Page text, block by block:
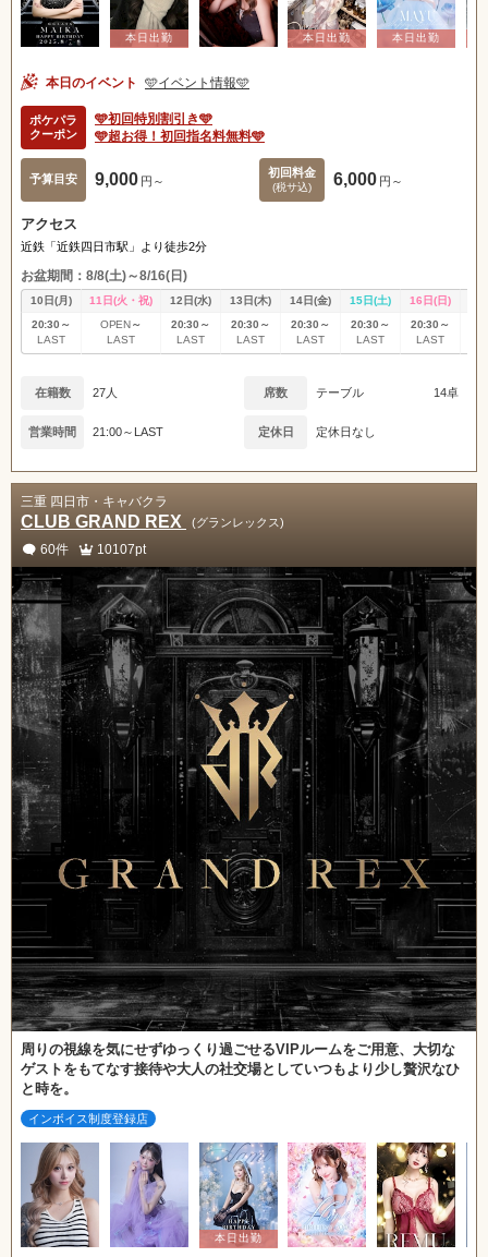
本日のイベント 🩵イベント情報🩵
ポケパラ
クーポン
🩵初回特別割引き🩵
🩵超お得！初回指名料無料🩵
予算目安 9,000 円～
初回料金
(税サ込) 6,000 円～
アクセス
近鉄「近鉄四日市駅」より徒歩2分
お盆期間：8/8(土)～8/16(日)
10日(月) 11日(火・祝) 12日(水) 13日(木) 14日(金) 15日(土) 16日(日)
20:30～
LAST
OPEN～
LAST
20:30～
LAST
20:30～
LAST
20:30～
LAST
20:30～
LAST
20:30～
LAST
在籍数 27人 席数 テーブル 14卓
営業時間 21:00～LAST 定休日 定休日なし
三重 四日市・キャバクラ
CLUB GRAND REX (グランレックス)
60件 10107pt
周りの視線を気にせずゆっくり過ごせるVIPルームをご用意、大切な
ゲストをもてなす接待や大人の社交場としていつもより少し贅沢なひ
と時を。
インボイス制度登録店